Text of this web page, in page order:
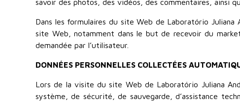
savoir des photos, des vidéos, des commentaires, ainsi
Dans les formulaires du site Web de Laboratório
site Web, notamment dans le but de recevoir du
demandée par l’utilisateur.
DONNÉES PERSONNELLES COLLECTÉES
Lors de la visite du site Web de Laboratório Juliana
système, de sécurité, de sauvegarde, d’assistance